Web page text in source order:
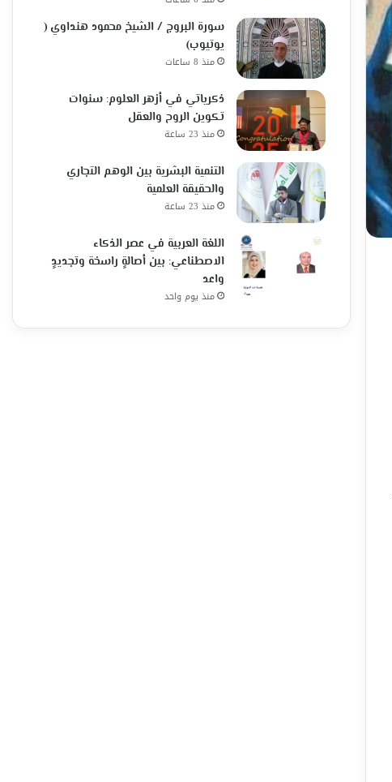
سورة البروج / الشيخ محمود هنداوي (
يوتيوب)
منذ 8 ساعات
ذكرياتي في أزهر العلوم: سنوات
تكوين الروح والعقل
منذ 23 ساعة
التنمية البشرية بين الوهم التجاري
والحقيقة العلمية
منذ 23 ساعة
اللغة العربية في عصر الذكاء
الاصطناعي: بين أصالةٍ راسخة وتجديدٍ
واعد
منذ يوم واحد